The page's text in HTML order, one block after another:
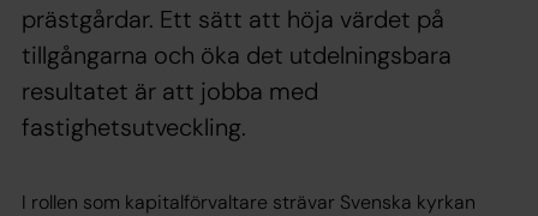
prästgårdar. Ett sätt att höja värdet på
tillgångarna och öka det utdelningsbara
resultatet är att jobba med
fastighetsutveckling.
I rollen som kapitalförvaltare strävar Svenska kyrkan